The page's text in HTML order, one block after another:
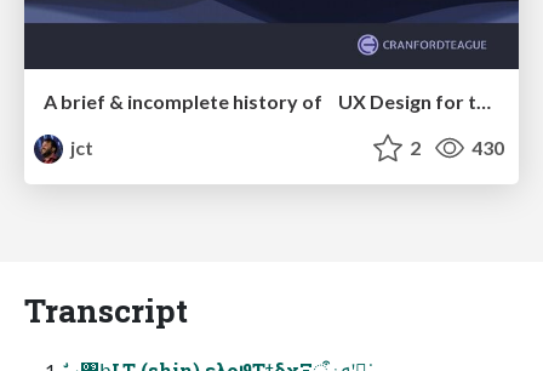
jct
2 430
Transcript